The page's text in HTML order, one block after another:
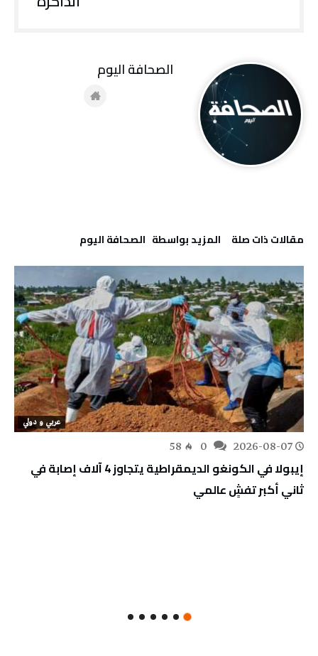
‫مقالات ذات صلة‬ ‫‫المزيد بواسطة‬ ‬ ‭ ‬الصحافة‭ ‬اليوم
عربي و دولي
2026-08-07
58
إيبولا في الكونغو الديمقراطية يتجاوز 4 آلاف إصابة في
ثاني أكبر تفشٍ عالمي